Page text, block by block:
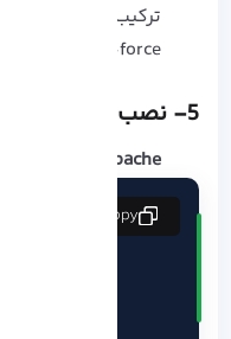
brute-force توصیه می‌ شود.
5- نصب وب‌ سرور
Apache: مناسب پروژه‌های سنتی یا CMS‌ها
copy